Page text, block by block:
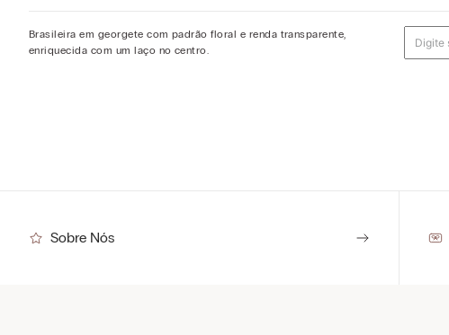
Brasileira em georgete com padrão floral e renda transparente,
enriquecida com um laço no centro.
Sobre Nós